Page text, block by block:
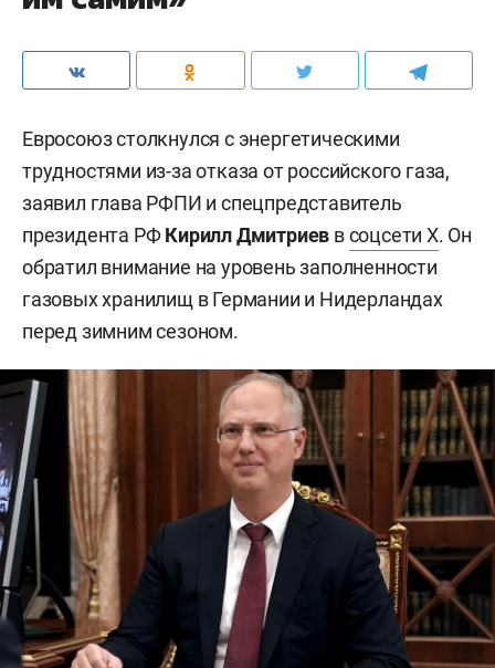
Евросоюз столкнулся с энергетическими
трудностями из-за отказа от российского газа,
заявил глава РФПИ и спецпредставитель
президента РФКирилл Дмитриев всоцсети X. Он
обратил внимание на уровень заполненности
газовых хранилищ в Германии и Нидерландах
перед зимним сезоном.